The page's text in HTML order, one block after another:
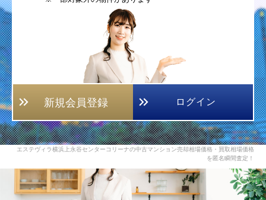
新規会員登録 ログイン
エステヴィラ横浜上永谷センターコリーナの中古マンション売却相場価格・買取相場価格
を匿名瞬間査定！